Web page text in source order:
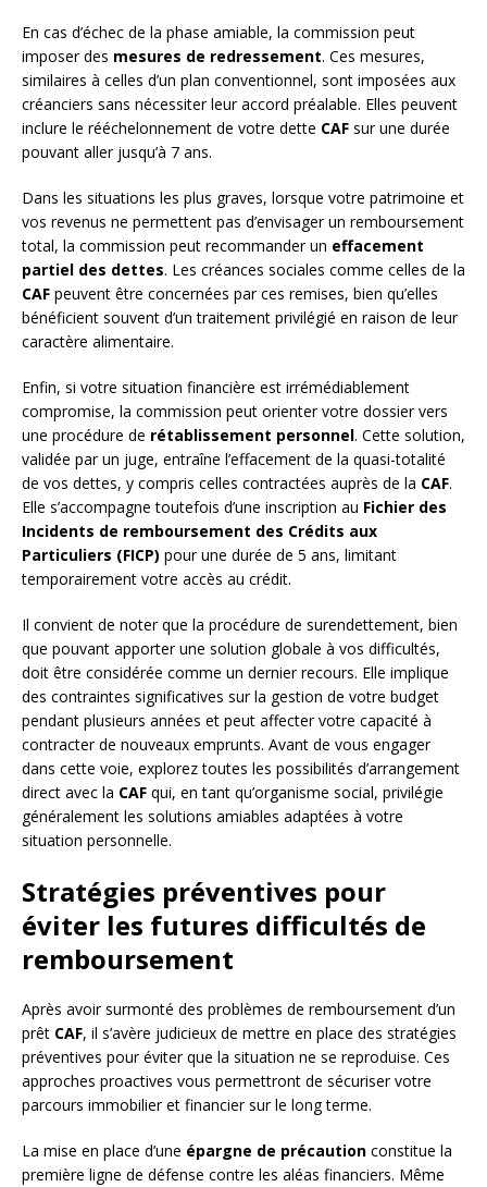
En cas d’échec de la phase amiable, la commission peut
imposer des mesures de redressement. Ces mesures,
similaires à celles d’un plan conventionnel, sont imposées aux
créanciers sans nécessiter leur accord préalable. Elles peuvent
inclure le rééchelonnement de votre dette CAF sur une durée
pouvant aller jusqu’à 7 ans.
Dans les situations les plus graves, lorsque votre patrimoine et
vos revenus ne permettent pas d’envisager un remboursement
total, la commission peut recommander un effacement
partiel des dettes. Les créances sociales comme celles de la
CAF peuvent être concernées par ces remises, bien qu’elles
bénéficient souvent d’un traitement privilégié en raison de leur
caractère alimentaire.
Enfin, si votre situation financière est irrémédiablement
compromise, la commission peut orienter votre dossier vers
une procédure de rétablissement personnel. Cette solution,
validée par un juge, entraîne l’effacement de la quasi-totalité
de vos dettes, y compris celles contractées auprès de la CAF.
Elle s’accompagne toutefois d’une inscription au Fichier des
Incidents de remboursement des Crédits aux
Particuliers (FICP) pour une durée de 5 ans, limitant
temporairement votre accès au crédit.
Il convient de noter que la procédure de surendettement, bien
que pouvant apporter une solution globale à vos difficultés,
doit être considérée comme un dernier recours. Elle implique
des contraintes significatives sur la gestion de votre budget
pendant plusieurs années et peut affecter votre capacité à
contracter de nouveaux emprunts. Avant de vous engager
dans cette voie, explorez toutes les possibilités d’arrangement
direct avec la CAF qui, en tant qu’organisme social, privilégie
généralement les solutions amiables adaptées à votre
situation personnelle.
Stratégies préventives pour
éviter les futures difficultés de
remboursement
Après avoir surmonté des problèmes de remboursement d’un
prêt CAF, il s’avère judicieux de mettre en place des stratégies
préventives pour éviter que la situation ne se reproduise. Ces
approches proactives vous permettront de sécuriser votre
parcours immobilier et financier sur le long terme.
La mise en place d’une épargne de précaution constitue la
première ligne de défense contre les aléas financiers. Même